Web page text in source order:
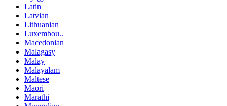
Latin
Latvian
Lithuanian
Luxembou..
Macedonian
Malagasy
Malay
Malayalam
Maltese
Maori
Marathi